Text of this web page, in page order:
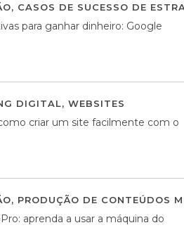
, CASOS DE SUCESSO DE
para ganhar dinheiro: Google
DIGITAL, WEBSITES
criar um site facilmente com o
, PRODUÇÃO DE CONTEÚDOS
aprenda a usar a máquina do